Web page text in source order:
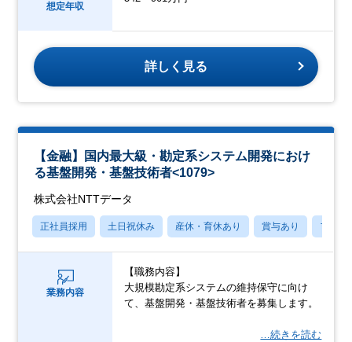
想定年収
詳しく見る
【金融】国内最大級・勘定系システム開発におけ
る基盤開発・基盤技術者<1079>
株式会社NTTデータ
正社員採用 土日祝休み 産休・育休あり 賞与あり フレッ
業務内容
【職務内容】
大規模勘定系システムの維持保守に向け
て、基盤開発・基盤技術者を募集します。
…続きを読む